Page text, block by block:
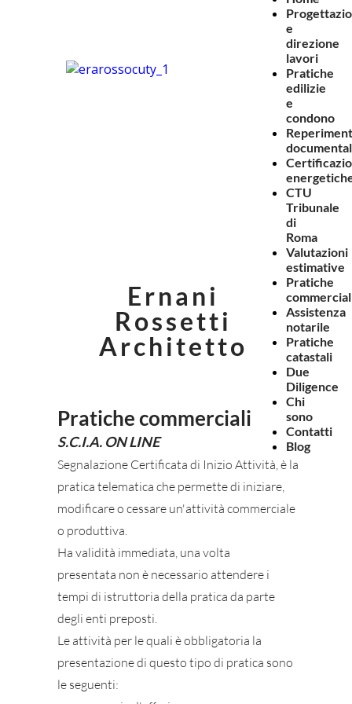
Pratiche commerciali
S.C.I.A. ON LINE
Segnalazione Certificata di Inizio Attività, è la
pratica telematica che permette di iniziare,
modificare o cessare un'attività commerciale
o produttiva.
Ha validità immediata, una volta
presentata non è necessario attendere i
tempi di istruttoria della pratica da parte
degli enti preposti.
Le attività per le quali è obbligatoria la
presentazione di questo tipo di pratica sono
le seguenti:
Ernani
Rossetti
Architetto
e
direzione
lavori
Pratiche
edilizie
e
condono
CTU
Tribunale
di
Roma
Valutazioni
estimative
Pratiche
Assistenza
notarile
Pratiche
catastali
Due
Diligence
Chi
sono
Contatti
Blog